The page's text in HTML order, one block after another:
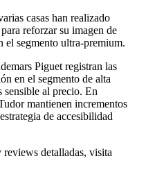
casas han realizado
reforzar su imagen de
el segmento ultra-premium.
Piguet registran las
en el segmento de alta
sensible al precio. En
mantienen incrementos
de accesibilidad
detalladas, visita